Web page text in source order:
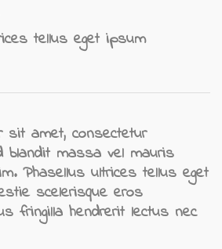
tellus eget ipsum
sit amet, consectetur
blandit massa vel mauris
Phasellus ultrices tellus eget
scelerisque eros
fringilla hendrerit lectus nec